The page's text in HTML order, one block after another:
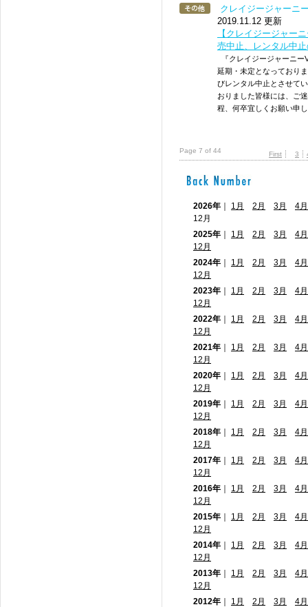
クレイジージャーニ
2019.11.12 更新
【クレイジージャー
売中止、レンタル中
『クレイジージャーニー
延期・未定となっており
びレンタル中止とさせて
おりました皆様には、ご
程、何卒宜しくお願い申し
Page 7 of 44 First 3
2026年 1月 2月 3月
4月
12月
2025年
1月 2月 3月
4月
12月
2024年
1月 2月 3月
4月
12月
2023年
1月 2月 3月
4月
12月
2022年
1月 2月 3月
4月
12月
2021年
1月 2月 3月
4月
12月
2020年
1月 2月 3月
4月
12月
2019年
1月 2月 3月
4月
12月
2018年
1月 2月 3月
4月
12月
2017年
1月 2月 3月
4月
12月
2016年
1月 2月 3月
4月
12月
2015年
1月 2月 3月
4月
12月
2014年
1月 2月 3月
4月
12月
2013年
1月 2月 3月
4月
12月
2012年
1月 2月 3月
4月